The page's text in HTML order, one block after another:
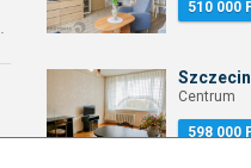
510 000
Szczecin
Centrum
598 000